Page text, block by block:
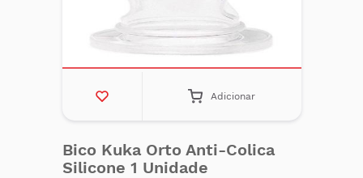
Adicionar
Bico Kuka Orto Anti-Colica
Silicone 1 Unidade